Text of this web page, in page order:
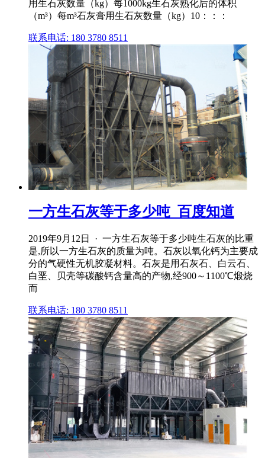
用生石灰数量（kg）每1000kg生石灰熟化后的体积
（m³）每m³石灰膏用生石灰数量（kg）10：：：
联系电话: 180 3780 8511
一方生石灰等于多少吨_百度知道
2019年9月12日 · 一方生石灰等于多少吨生石灰的比重
是,所以一方生石灰的质量为吨。石灰以氧化钙为主要成
分的气硬性无机胶凝材料。石灰是用石灰石、白云石、
白垩、贝壳等碳酸钙含量高的产物,经900～1100℃煅烧
而
联系电话: 180 3780 8511